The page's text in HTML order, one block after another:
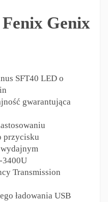
Fenix Genix
SFT40 LED o
gwarantująca
przycisku
3400U
Transmission
ładowania USB